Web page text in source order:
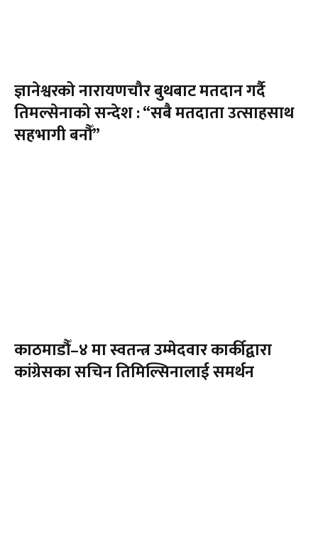
ज्ञानेश्वरको नारायणचौर बुथबाट मतदान गर्दै
तिमल्सेनाको सन्देश : “सबै मतदाता उत्साहसाथ
सहभागी बनौँ”
काठमाडौँ–४ मा स्वतन्त्र उम्मेदवार कार्कीद्वारा
कांग्रेसका सचिन तिमिल्सिनालाई समर्थन